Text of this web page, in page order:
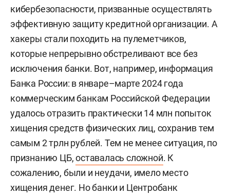
кибербезопасности, призванные осуществлять
эффективную защиту кредитной организации. А
хакеры стали походить на пулеметчиков,
которые непрерывно обстреливают все без
исключения банки. Вот, например, информация
Банка России: в январе–марте 2024 года
коммерческим банкам Российской Федерации
удалось отразить практически 14 млн попыток
хищения средств физических лиц, сохранив тем
самым 2 трлн рублей. Тем не менее ситуация, по
признанию ЦБ,оставалась сложной. К
сожалению, были и неудачи, имело место
хищения денег. Но банки и Центробанк